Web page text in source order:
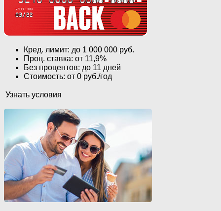
Кред. лимит: до 1 000 000 руб.
Проц. ставка: от 11,9%
Без процентов: до 11 дней
Стоимость: от 0 руб./год
Узнать условия